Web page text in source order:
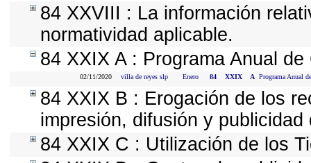
84 XXVIII : La información
normatividad aplicable.
84 XXIX A : Programa Anual
02/11/2020 villa de reyes slp Enero 84 XXIX A Programa Anual
84 XXIX B : Erogación de los
impresión, difusión y
84 XXIX C : Utilización de los